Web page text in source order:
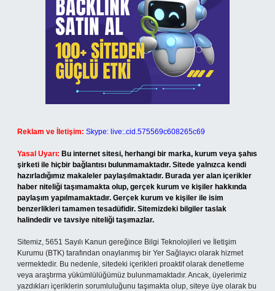
Reklam ve İletişim: Skype: live:.cid.575569c608265c69
Yasal Uyarı: Bu internet sitesi, herhangi bir marka, kurum veya şahıs
şirketi ile hiçbir bağlantısı bulunmamaktadır. Sitede yalnızca kendi
hazırladığımız makaleler paylaşılmaktadır. Burada yer alan içerikler
haber niteliği taşımamakta olup, gerçek kurum ve kişiler hakkında
paylaşım yapılmamaktadır. Gerçek kurum ve kişiler ile isim
benzerlikleri tamamen tesadüfidir. Sitemizdeki bilgiler taslak
halindedir ve tavsiye niteliği taşımazlar.
Sitemiz, 5651 Sayılı Kanun gereğince Bilgi Teknolojileri ve İletişim
Kurumu (BTK) tarafından onaylanmış bir Yer Sağlayıcı olarak hizmet
vermektedir. Bu nedenle, sitedeki içerikleri proaktif olarak denetleme
veya araştırma yükümlülüğümüz bulunmamaktadır. Ancak, üyelerimiz
yazdıkları içeriklerin sorumluluğunu taşımakta olup, siteye üye olarak bu